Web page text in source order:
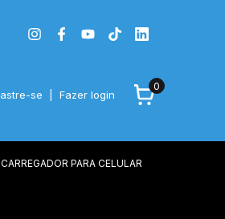
se Fazer login
0
CARREGADOR PARA CELULAR